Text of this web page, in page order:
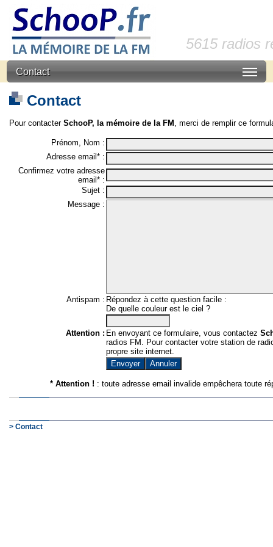
5615 radios
Contact
Contact
Pour contacter SchooP, la mémoire de la FM , merci de remplir ce
Prénom, Nom :
Adresse email* :
Confirmez votre adresse
email* :
Sujet :
Message :
Antispam : Répondez à cette question facile :
De quelle couleur est le ciel ?
Attention : En envoyant ce formulaire, vous contactez
radios FM. Pour contacter votre station de
propre site internet.
* Attention ! : toute adresse email invalide empêchera toute
> Contact